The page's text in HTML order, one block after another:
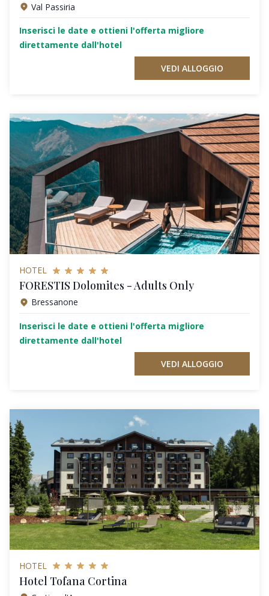
Val Passiria
Inserisci le date e ottieni l'offerta migliore
direttamente dall'hotel
VEDI ALLOGGIO
HOTEL
FORESTIS Dolomites - Adults Only
Bressanone
Inserisci le date e ottieni l'offerta migliore
direttamente dall'hotel
VEDI ALLOGGIO
HOTEL
Hotel Tofana Cortina